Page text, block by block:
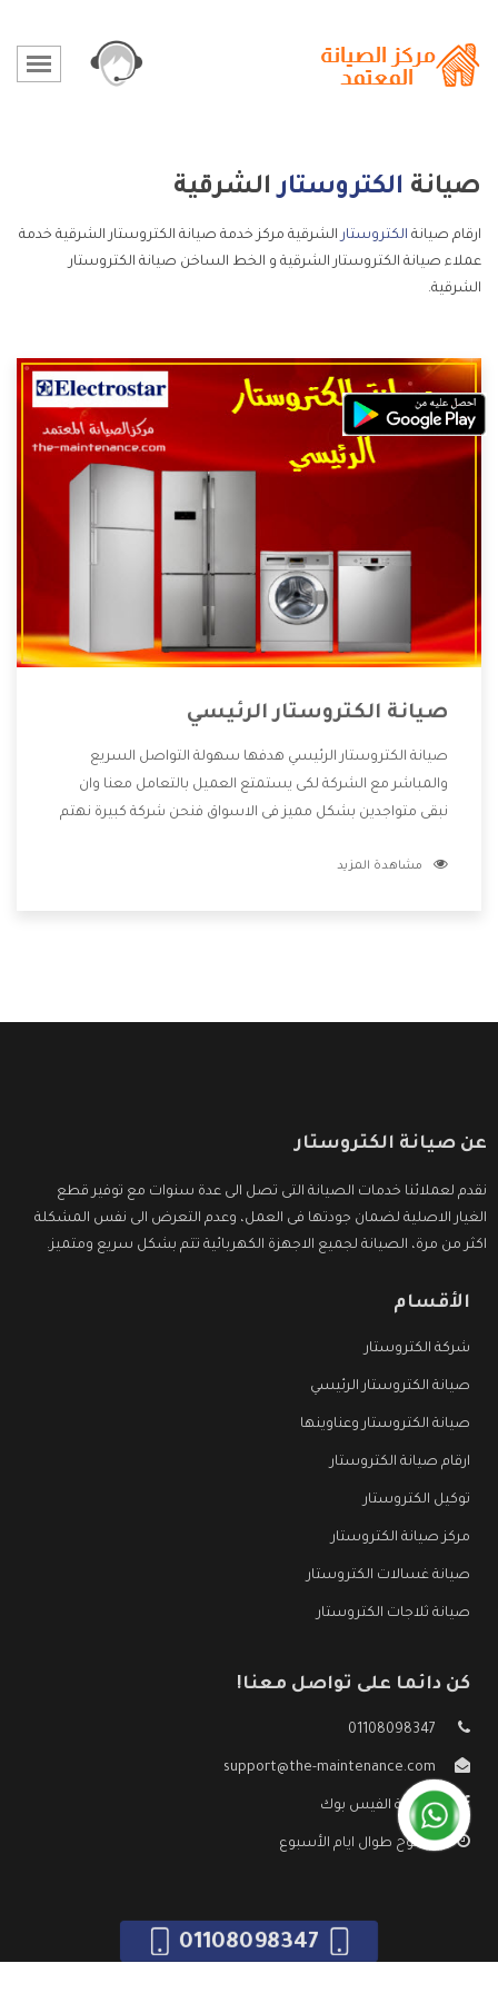
صيانة الكتروستارالشرقية
ارقام صيانة الكتروستار الشرقية مركز خدمة صيانة الكتروستار الشرقية خدمة
عملاء صيانة الكتروستار الشرقية و الخط الساخن صيانة الكتروستار
الشرقية.
صيانة الكتروستار الرئيسي
صيانة الكتروستار الرئيسي هدفها سهولة التواصل السريع
والمباشر مع الشركة لكى يستمتع العميل بالتعامل معنا وان
نبقى متواجدين بشكل مميز فى الاسواق فنحن شركة كبيرة نهتم
الشركة بها والتى تكون منها خدمة الصيانة التى تكون من أهم
مشاهدة المزيد
عن صيانة الكتروستار
نقدم لعملائنا خدمات الصيانة التى تصل الى عدة سنوات مع توفير قطع
الغيار الاصلية لضمان جودتها فى العمل، وعدم التعرض الى نفس المشكلة
اكثر من مرة، الصيانة لجميع الاجهزة الكهربائية تتم بشكل سريع ومتميز.
الأقسام
شركة الكتروستار
صيانة الكتروستار الرئيسي
صيانة الكتروستار وعناوينها
ارقام صيانة الكتروستار
توكيل الكتروستار
مركز صيانة الكتروستار
صيانة غسالات الكتروستار
صيانة ثلاجات الكتروستار
كن دائما على تواصل معنا!
01108098347
support@the-maintenance.com
صفحة الفيس بوك
مفتوح طوال ايام الأسبوع
01108098347